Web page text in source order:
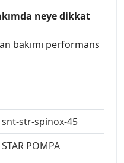
neye dikkat
bakımı performans
snt-str-spinox-45
STAR POMPA